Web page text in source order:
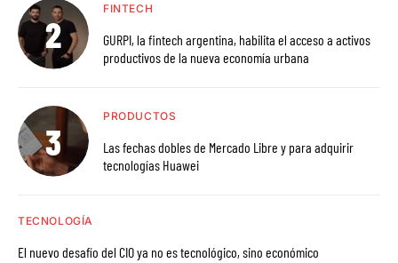
FINTECH
GURPI, la fintech argentina, habilita el acceso a activos
productivos de la nueva economía urbana
PRODUCTOS
Las fechas dobles de Mercado Libre y para adquirir
tecnologías Huawei
TECNOLOGÍA
El nuevo desafío del CIO ya no es tecnológico, sino económico